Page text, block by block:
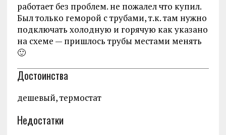
работает без проблем. не пожалел что купил.
Был только геморой с трубами, т.к. там нужно
подключать холодную и горячую как указано
на схеме — пришлось трубы местами менять
🙂
Достоинства
дешевый, термостат
Недостатки